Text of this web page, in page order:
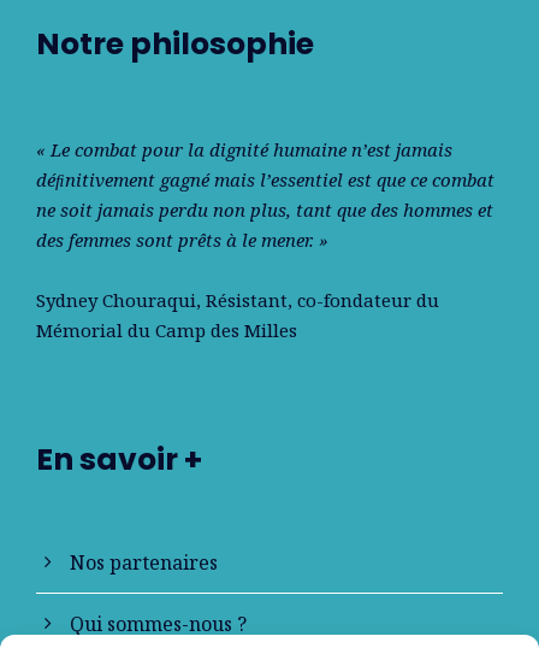
Notre philosophie
« Le combat pour la dignité humaine n’est jamais
déﬁnitivement gagné mais l’essentiel est que ce combat
ne soit jamais perdu non plus, tant que des hommes et
des femmes sont prêts à le mener. »
Sydney Chouraqui, Résistant, co-fondateur du
Mémorial du Camp des Milles
En savoir +
Nos partenaires
Qui sommes-nous ?